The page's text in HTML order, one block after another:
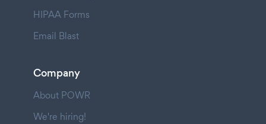
HIPAA Forms
Email Blast
Company
About POWR
We're hiring!